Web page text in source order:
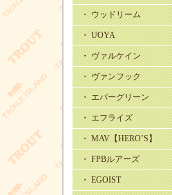
・ ウッドリーム
・ UOYA
・ ヴァルケイン
・ ヴァンフック
・ エバーグリーン
・ エフライズ
・ MAV【HERO’S】
・ FPBルアーズ
・ EGOIST